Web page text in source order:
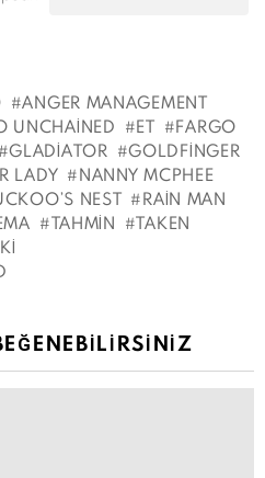
ANGER MANAGEMENT
UNCHAINED ET
FARGO
GLADIATOR
GOLDFINGER
LADY
NANNY MCPHEE
NEST
RAIN MAN
TAHMIN
TAKEN